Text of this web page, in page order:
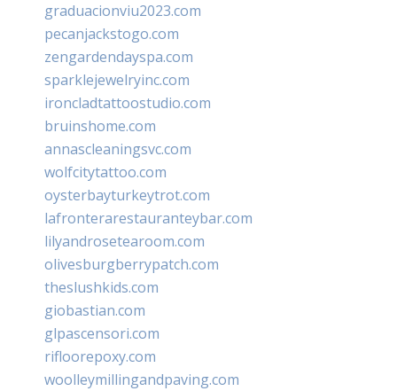
graduacionviu2023.com
pecanjackstogo.com
zengardendayspa.com
sparklejewelryinc.com
ironcladtattoostudio.com
bruinshome.com
annascleaningsvc.com
wolfcitytattoo.com
oysterbayturkeytrot.com
lafronterarestauranteybar.com
lilyandrosetearoom.com
olivesburgberrypatch.com
theslushkids.com
giobastian.com
glpascensori.com
rifloorepoxy.com
woolleymillingandpaving.com